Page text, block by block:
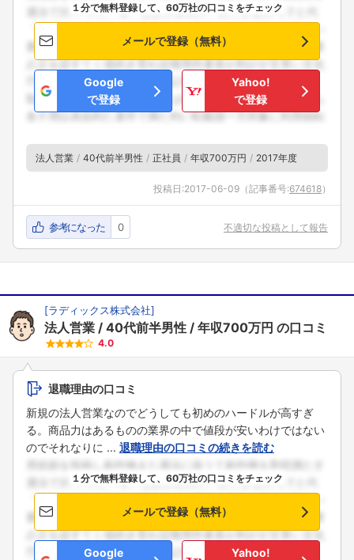
１分で無料登録して、60万社の口コミをチェック
メールで登録（無料）
Google
で登録
Yahoo!
で登録
法人営業 40代前半男性 正社員 年収700万円 2017年度
投稿日:2017-06-09 （記事番号:674618）
参考になった 0 不適切な投稿として報告
[ラディックス株式会社]
法人営業 40代前半男性 年収700万円 の口コミ
4.0
退職理由の口コミ
新規の法人営業なのでどうしても初めのハードルが高すぎ
る。商品力はあるものの業界の中で値段が安いわけではない
のでそれなりに ... 退職理由の口コミの続きを読む
１分で無料登録して、60万社の口コミをチェック
メールで登録（無料）
Google
Yahoo!